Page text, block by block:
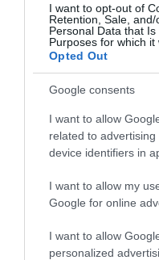
I want to opt-out of
Retention, Sale,
Personal Data that
Purposes for which it
Opted Out
Google consents
I want to allow
related to
device identifiers in
I want to allow my
Google for online
I want to allow
personalized
BAKA
2026.